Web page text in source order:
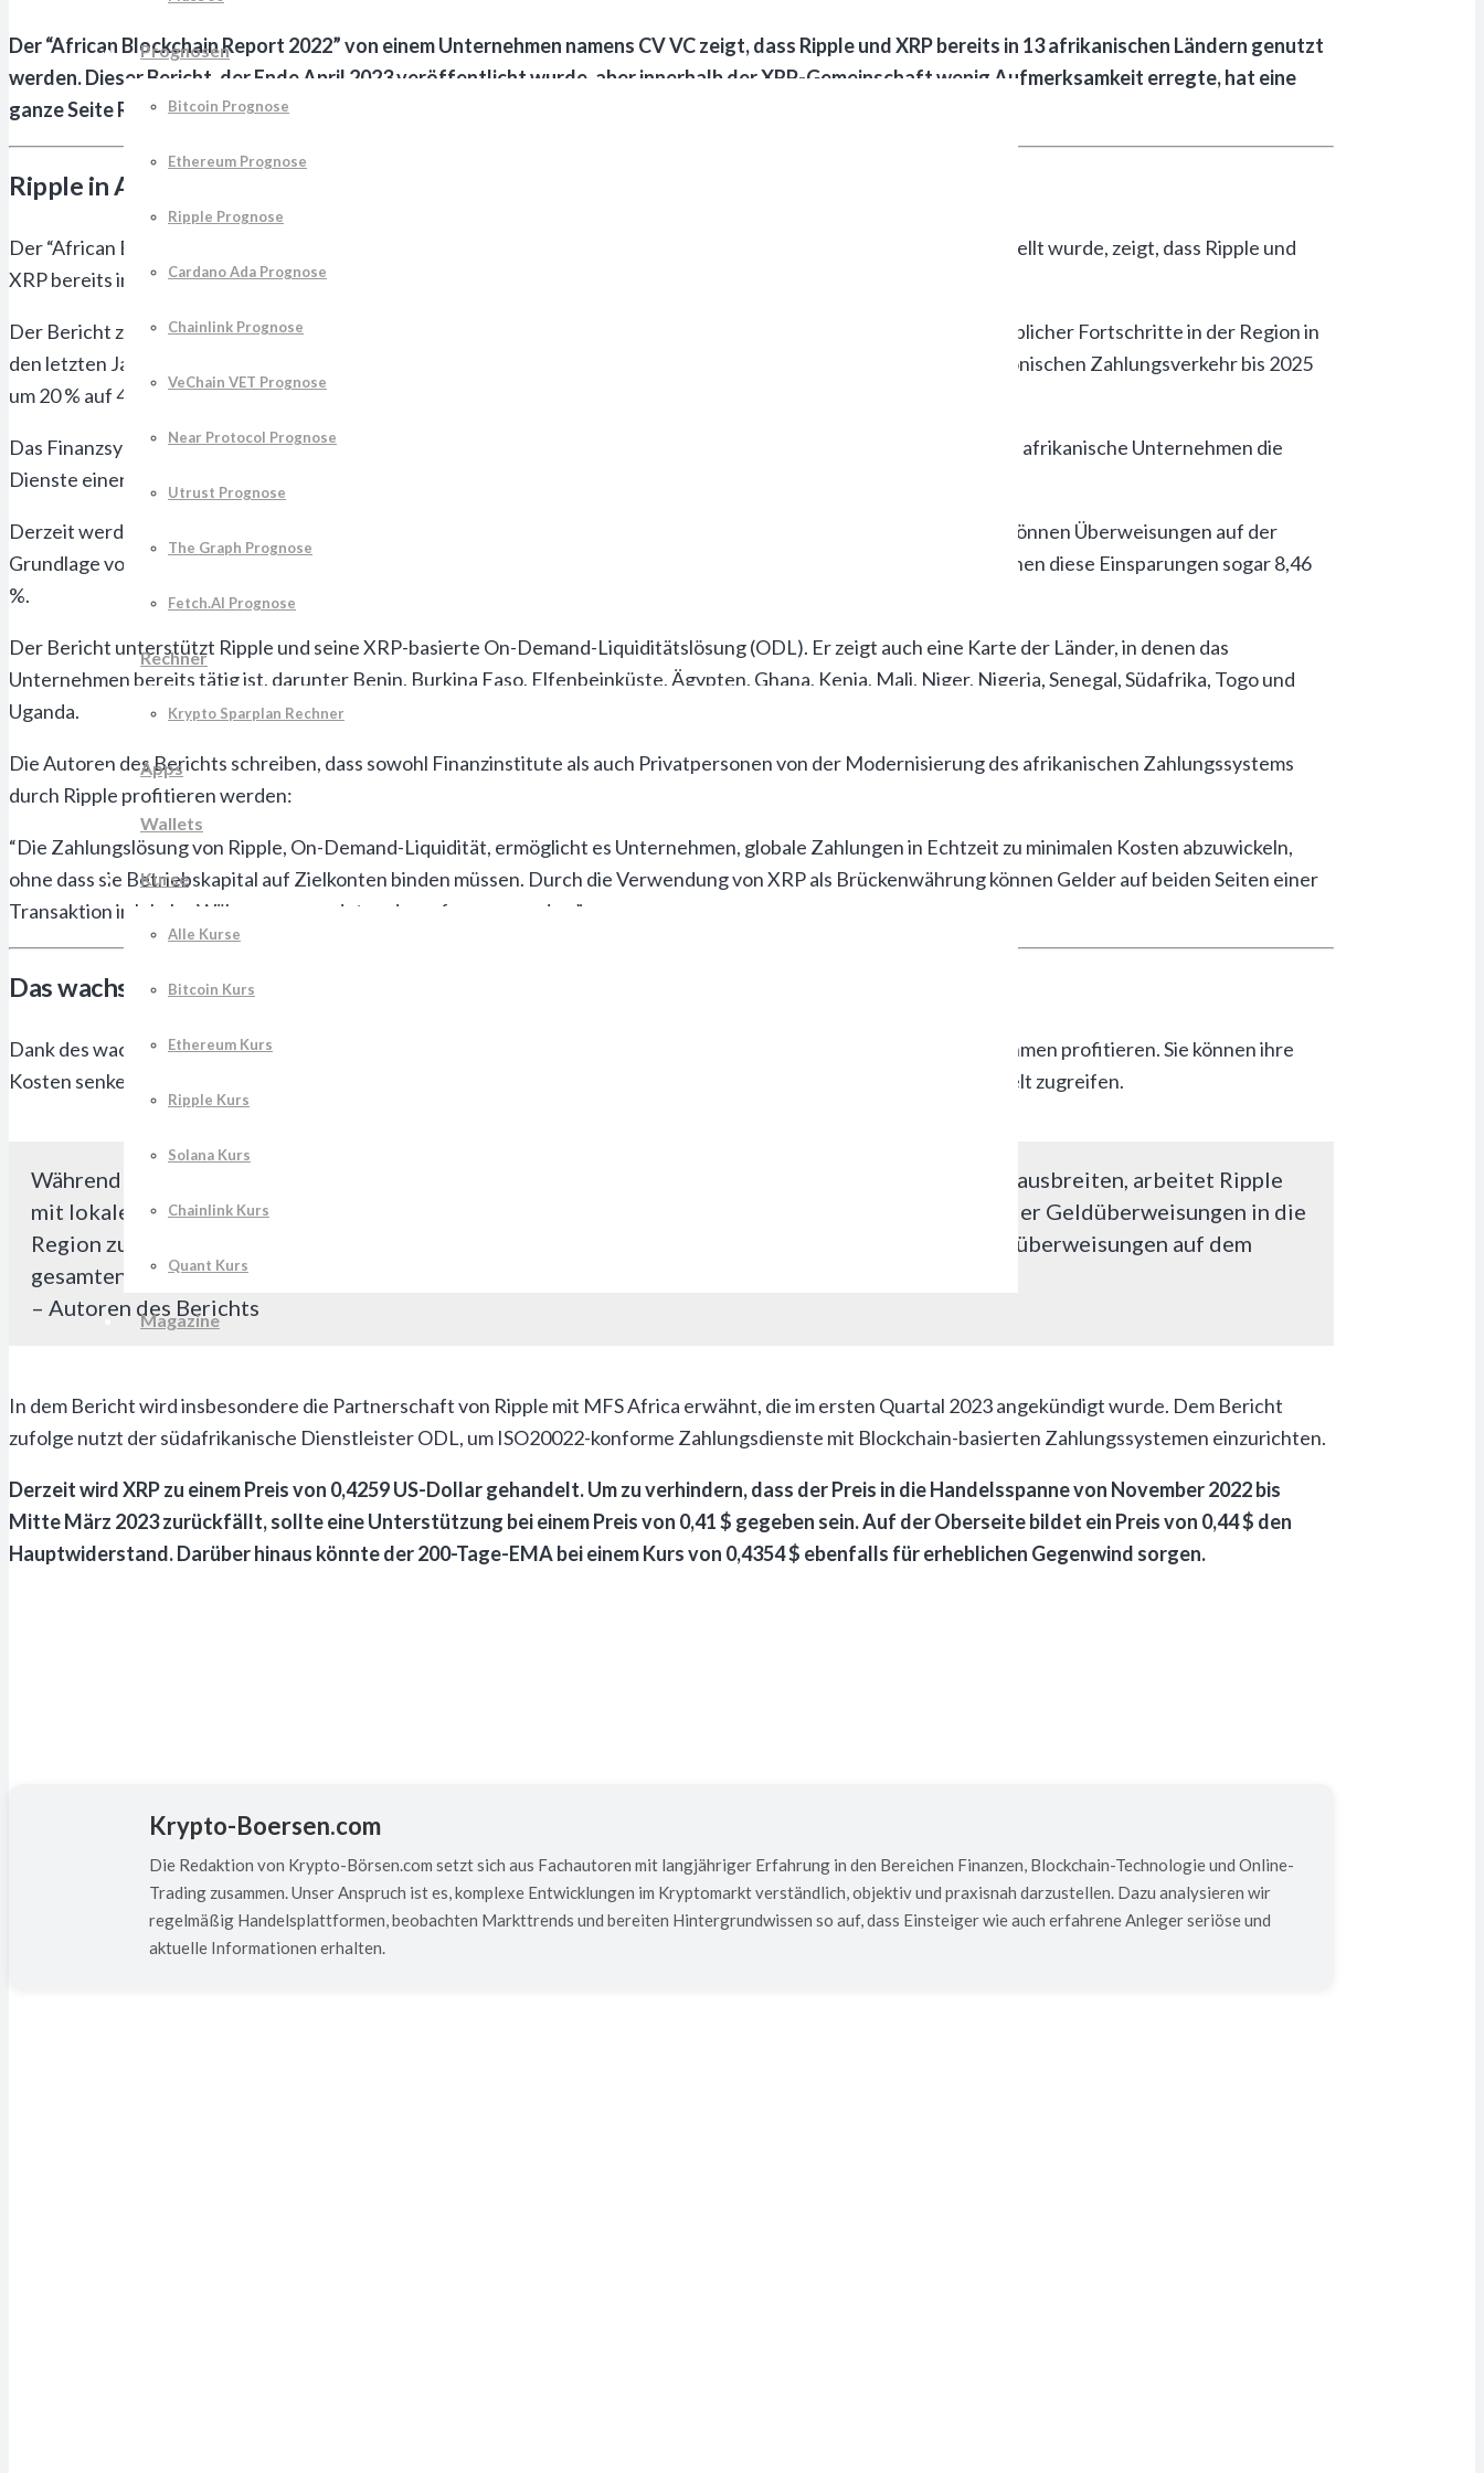
Prognosen
Bitcoin Prognose
Ethereum Prognose
Ripple Prognose
Cardano Ada Prognose
Chainlink Prognose
VeChain VET Prognose
Near Protocol Prognose
Utrust Prognose
The Graph Prognose
Fetch.AI Prognose
Rechner
Krypto Sparplan Rechner
Apps
Wallets
Kurse
Alle Kurse
Bitcoin Kurs
Ethereum Kurs
Ripple Kurs
Solana Kurs
Chainlink Kurs
Quant Kurs
Magazine
Der “African Blockchain Report 2022” von einem Unternehmen namens CV VC zeigt, dass Ripple und XRP bereits in 13 afrikanischen Ländern genutzt
werden. Dieser Bericht, der Ende April 2023 veröffentlicht wurde, aber innerhalb der XRP-Gemeinschaft wenig Aufmerksamkeit erregte, hat eine
ganze Seite Ripple gewidmet.
Ripple in Afrika gut positioniert
Der “African Blockchain Report 2022”, der von CV VC in Zusammenarbeit mit der südafrikanischen Standard Bank erstellt wurde, zeigt, dass Ripple und
XRP bereits in 13 Ländern des afrikanischen Kontinents aktiv sind.
Der Bericht zeigt, dass die Chancen für Anbieter digitaler Zahlungsdienste wie Ripple in Afrika enorm sind. Trotz erheblicher Fortschritte in der Region in
den letzten Jahren bleibt ein Großteil des Potenzials ungenutzt. Es wird erwartet, dass die Einnahmen aus dem elektronischen Zahlungsverkehr bis 2025
um 20 % auf 40 Milliarden US-Dollar steigen werden.
Das Finanzsystem des Kontinents weist jedoch noch immer Lücken auf. Infolgedessen können zahllose Menschen und afrikanische Unternehmen die
Dienste einer Bank nicht in Anspruch nehmen. Kryptowährungen bieten ihnen eine Lösung.
Derzeit werden jedoch weniger als 10 % aller Zahlungen in Afrika digital abgewickelt. Laut den Autoren des Berichts können Überweisungen auf der
Grundlage von Blockchain und Kryptowährungen durchschnittlich 6,3 % einsparen. In Afrika südlich der Sahara erreichen diese Einsparungen sogar 8,46
%.
Der Bericht unterstützt Ripple und seine XRP-basierte On-Demand-Liquiditätslösung (ODL). Er zeigt auch eine Karte der Länder, in denen das
Unternehmen bereits tätig ist, darunter Benin, Burkina Faso, Elfenbeinküste, Ägypten, Ghana, Kenia, Mali, Niger, Nigeria, Senegal, Südafrika, Togo und
Uganda.
Die Autoren des Berichts schreiben, dass sowohl Finanzinstitute als auch Privatpersonen von der Modernisierung des afrikanischen Zahlungssystems
durch Ripple profitieren werden:
“Die Zahlungslösung von Ripple, On-Demand-Liquidität, ermöglicht es Unternehmen, globale Zahlungen in Echtzeit zu minimalen Kosten abzuwickeln,
ohne dass sie Betriebskapital auf Zielkonten binden müssen. Durch die Verwendung von XRP als Brückenwährung können Gelder auf beiden Seiten einer
Transaktion in lokaler Währung gesendet und empfangen werden.”
Das wachsende Netzwerk von Ripple
Dank des wachsenden globalen Netzwerks von Ripple können laut dem Bericht auch multinationale Fintech-Unternehmen profitieren. Sie können ihre
Kosten senken, indem sie die Vorfinanzierung eliminieren und gleichzeitig auf Auszahlungssysteme auf der ganzen Welt zugreifen.
Während sich Innovationen im digitalen Zahlungsverkehr und die Einführung von Kryptowährungen ausbreiten, arbeitet Ripple
mit lokalen Finanzinstituten und Fintechs zusammen, um die Vorteile besserer grenzüberschreitender Geldüberweisungen in die
Region zu bringen. Dazu gehören die Interoperabilität regionaler Zahlungen und einwandfreie Geldüberweisungen auf dem
gesamten Kontinent.
– Autoren des Berichts
In dem Bericht wird insbesondere die Partnerschaft von Ripple mit MFS Africa erwähnt, die im ersten Quartal 2023 angekündigt wurde. Dem Bericht
zufolge nutzt der südafrikanische Dienstleister ODL, um ISO20022-konforme Zahlungsdienste mit Blockchain-basierten Zahlungssystemen einzurichten.
Derzeit wird XRP zu einem Preis von 0,4259 US-Dollar gehandelt. Um zu verhindern, dass der Preis in die Handelsspanne von November 2022 bis
Mitte März 2023 zurückfällt, sollte eine Unterstützung bei einem Preis von 0,41 $ gegeben sein. Auf der Oberseite bildet ein Preis von 0,44 $ den
Hauptwiderstand. Darüber hinaus könnte der 200-Tage-EMA bei einem Kurs von 0,4354 $ ebenfalls für erheblichen Gegenwind sorgen.
Krypto-Boersen.com
Die Redaktion von Krypto-Börsen.com setzt sich aus Fachautoren mit langjähriger Erfahrung in den Bereichen Finanzen, Blockchain-Technologie und Online-
Trading zusammen. Unser Anspruch ist es, komplexe Entwicklungen im Kryptomarkt verständlich, objektiv und praxisnah darzustellen. Dazu analysieren wir
regelmäßig Handelsplattformen, beobachten Markttrends und bereiten Hintergrundwissen so auf, dass Einsteiger wie auch erfahrene Anleger seriöse und
aktuelle Informationen erhalten.